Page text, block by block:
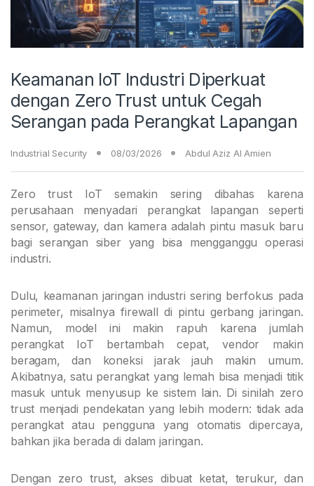
Keamanan IoT Industri Diperkuat
dengan Zero Trust untuk Cegah
Serangan pada Perangkat Lapangan
Industrial Security 08/03/2026 Abdul Aziz Al Amien
Zero trust IoT semakin sering dibahas karena
perusahaan menyadari perangkat lapangan seperti
sensor, gateway, dan kamera adalah pintu masuk baru
bagi serangan siber yang bisa mengganggu operasi
industri.
Dulu, keamanan jaringan industri sering berfokus pada
perimeter, misalnya firewall di pintu gerbang jaringan.
Namun, model ini makin rapuh karena jumlah
perangkat IoT bertambah cepat, vendor makin
beragam, dan koneksi jarak jauh makin umum.
Akibatnya, satu perangkat yang lemah bisa menjadi titik
masuk untuk menyusup ke sistem lain. Di sinilah zero
trust menjadi pendekatan yang lebih modern: tidak ada
perangkat atau pengguna yang otomatis dipercaya,
bahkan jika berada di dalam jaringan.
Dengan zero trust, akses dibuat ketat, terukur, dan